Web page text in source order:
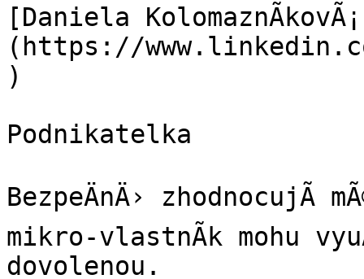
[Daniela
(https://
)
Podnikatelka
BezpeÄnÄ› zhodnocujÃ­
mikro-vlastnÃ­k mohu
dovolenou.